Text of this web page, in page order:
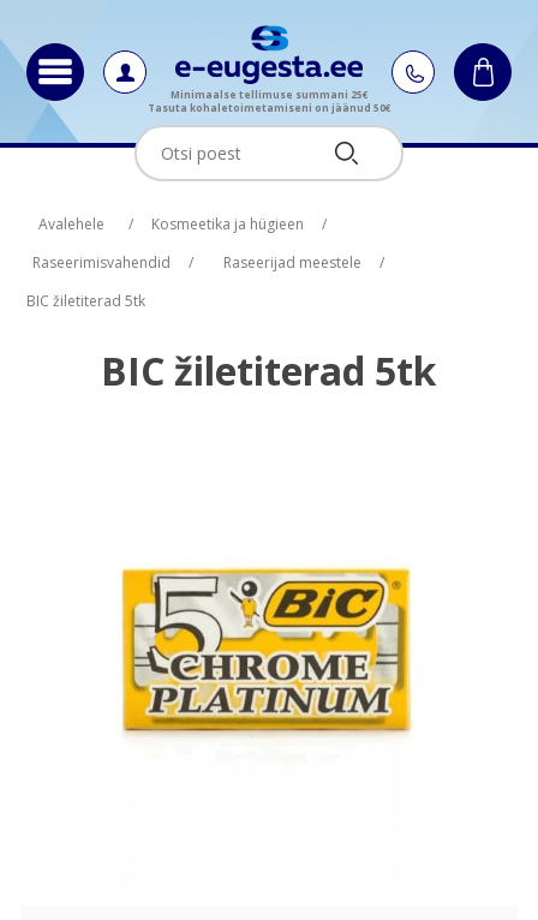
Minimaalse tellimuse summani 25€
Tasuta kohaletoimetamiseni on jäänud 50€
Avalehele / Kosmeetika ja hügieen
/
Raseerimisvahendid
/ Raseerijad meestele
/
BIC žiletiterad 5tk
BIC žiletiterad 5tk